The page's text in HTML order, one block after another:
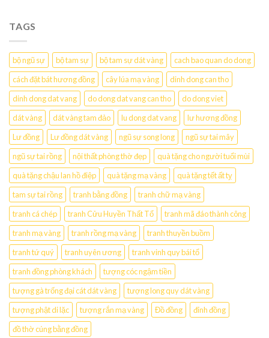
TAGS
bộ ngũ sự bộ tam sự bộ tam sự dát vàng
cach bao quan do dong
cách đặt bát hương đồng
cây lúa mạ vàng
dinh dong can tho
dinh dong dat vang
do dong dat vang can tho
do dong viet
dát vàng
dát vàng tam đảo lu dong dat vang
lư hương đồng
Lư đồng
Lư đồng dát vàng ngũ sự song long
ngũ sự tai mây
ngũ sự tai rồng
nội thất phòng thờ đẹp
quà tặng cho người tuổi mùi
quà tặng chậu lan hồ điệp
quà tặng mạ vàng
quà tặng tết ất tỵ
tam sự tai rồng
tranh bằng đồng
tranh chữ mạ vàng
tranh cá chép
tranh Cửu Huyền Thất Tổ
tranh mã đáo thành công
tranh mạ vàng
tranh rồng mạ vàng
tranh thuyền buồm
tranh tứ quý
tranh uyên ương
tranh vinh quy bái tổ
tranh đồng phòng khách
tượng cóc ngậm tiền
tượng gà trống đại cát dát vàng
tượng long quy dát vàng
tượng phật di lặc
tượng rắn mạ vàng Đồ đồng
đỉnh đồng
đồ thờ cúng bằng đồng